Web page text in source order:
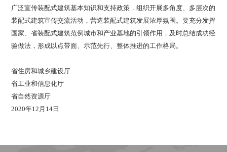
广泛宣传装配式建筑基本知识和支持政策，组织开展多角度、多层次的
装配式建筑宣传交流活动，营造装配式建筑发展浓厚氛围。要充分发挥
国家、省装配式建筑范例城市和产业基地的引领作用，及时总结成功经
验做法，形成以点带面、示范先行、整体推进的工作格局。
省住房和城乡建设厅
省工业和信息化厅
省自然资源厅
2020年12月14日